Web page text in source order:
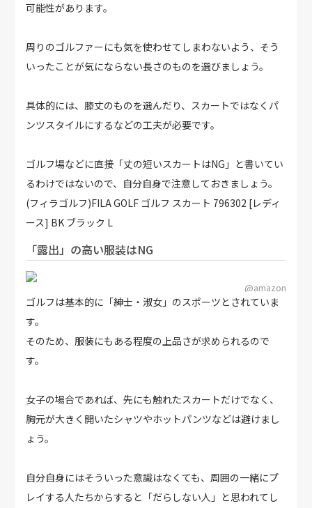
可能性があります。
周りのゴルファーにも気を使わせてしまわないよう、そう
いったことが気にならない長さのものを選びましょう。
具体的には、膝丈のものを選んだり、スカートではなくパ
ンツスタイルにするなどの工夫が必要です。
ゴルフ場などに直接「丈の短いスカートはNG」と書いてい
るわけではないので、自分自身で注意しておきましょう。
(フィラゴルフ)FILA GOLF ゴルフ スカート 796302 [レディ
ース] BK ブラック L
「露出」の高い服装はNG
@amazon
ゴルフは基本的に「紳士・淑女」のスポーツとされていま
す。
そのため、服装にもある程度の上品さが求められるので
す。
女子の場合であれば、先にも触れたスカートだけでなく、
胸元が大きく開いたシャツやホットパンツなどは避けまし
ょう。
自分自身にはそういった意識はなくても、周囲の一緒にプ
レイする人たちからすると「だらしない人」と思われてし